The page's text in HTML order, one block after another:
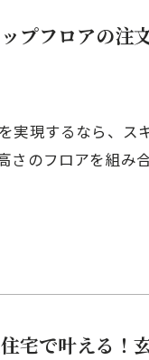
プフロアの注
実現するなら、
さのフロアを組み
宅で叶える！